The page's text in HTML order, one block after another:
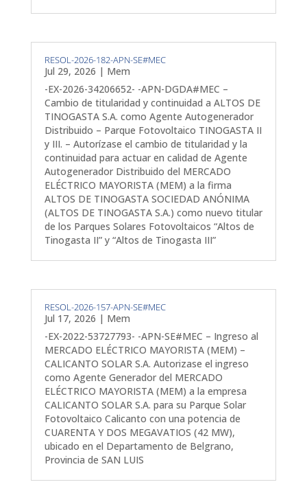
RESOL-2026-182-APN-SE#MEC
Jul 29, 2026 | Mem
-EX-2026-34206652- -APN-DGDA#MEC –
Cambio de titularidad y continuidad a ALTOS DE
TINOGASTA S.A. como Agente Autogenerador
Distribuido – Parque Fotovoltaico TINOGASTA II
y III. – Autorízase el cambio de titularidad y la
continuidad para actuar en calidad de Agente
Autogenerador Distribuido del MERCADO
ELÉCTRICO MAYORISTA (MEM) a la firma
ALTOS DE TINOGASTA SOCIEDAD ANÓNIMA
(ALTOS DE TINOGASTA S.A.) como nuevo titular
de los Parques Solares Fotovoltaicos “Altos de
Tinogasta II” y “Altos de Tinogasta III”
RESOL-2026-157-APN-SE#MEC
Jul 17, 2026 | Mem
-EX-2022-53727793- -APN-SE#MEC – Ingreso al
MERCADO ELÉCTRICO MAYORISTA (MEM) –
CALICANTO SOLAR S.A. Autorizase el ingreso
como Agente Generador del MERCADO
ELÉCTRICO MAYORISTA (MEM) a la empresa
CALICANTO SOLAR S.A. para su Parque Solar
Fotovoltaico Calicanto con una potencia de
CUARENTA Y DOS MEGAVATIOS (42 MW),
ubicado en el Departamento de Belgrano,
Provincia de SAN LUIS